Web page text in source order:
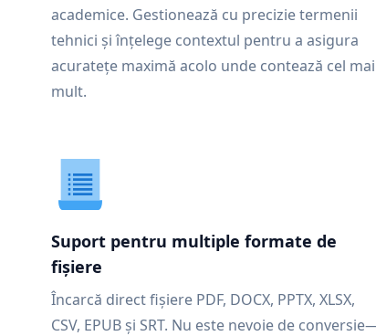
academice. Gestionează cu precizie termenii
tehnici și înțelege contextul pentru a asigura
acuratețe maximă acolo unde contează cel mai
mult.
Suport pentru multiple formate de
fișiere
Încarcă direct fișiere PDF, DOCX, PPTX, XLSX,
CSV, EPUB și SRT. Nu este nevoie de